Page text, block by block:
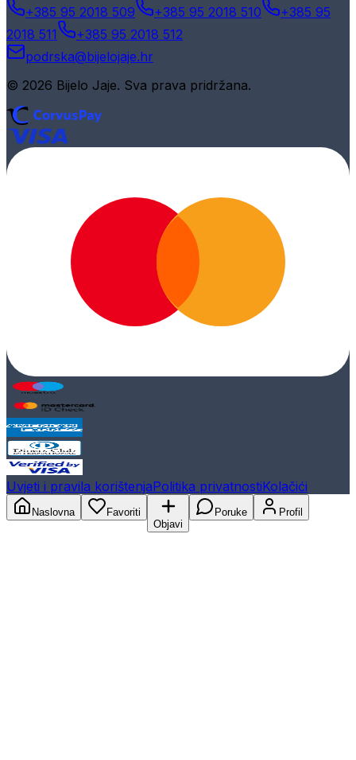
+385 95 2018 509 +385 95 2018 510
+385 95
2018 511
+385 95 2018 512
podrska@bijelojaje.hr
© 2026 Bijelo Jaje. Sva prava pridržana.
Uvjeti i pravila korištenjaPolitika privatnostiKolačići
Naslovna
Favoriti
Objavi
Poruke Profil